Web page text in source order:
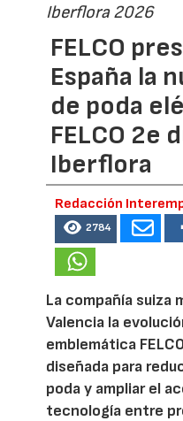
Iberflora 2026
FELCO
España la
de poda
FELCO 2e
Iberflora
Redacción
2784
La compañía suiza
Valencia la
emblemática
diseñada para
poda y ampliar el
tecnología entre